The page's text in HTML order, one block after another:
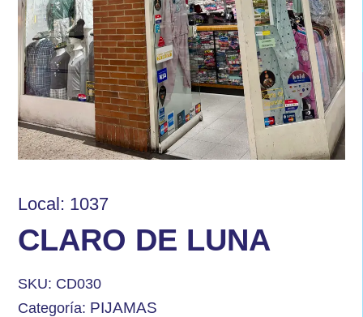
Local: 1037
CLARO DE LUNA
SKU: CD030
Categoría: PIJAMAS